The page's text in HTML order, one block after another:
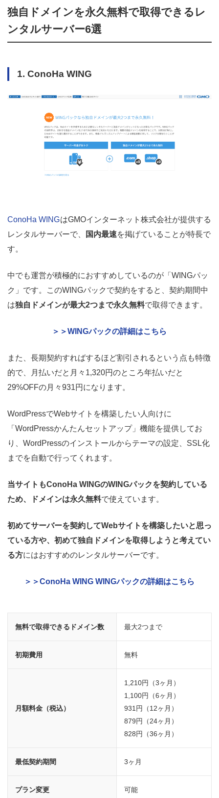
独自ドメインを永久無料で取得できるレ
ンタルサーバー6選
1. ConoHa WING
ConoHa WINGはGMOインターネット株式会社が提供する
レンタルサーバーで、
国内最速を掲げていることが特長で
す。
中でも運営が積極的におすすめしているのが「WINGパッ
ク」です。このWINGパックで契約をすると、契約期間中
は独自ドメインが最大2つまで永久無料で取得できます。
＞＞WINGパックの詳細はこちら
また、長期契約すればするほど割引されるという点も特徴
的で、月払いだと月々1,320円のところ年払いだと
29%OFFの月々931円になります。
WordPressでWebサイトを構築したい人向けに
「WordPressかんたんセットアップ」機能を提供してお
り、WordPressのインストールからテーマの設定、SSL化
までを自動で行ってくれます。
当サイトもConoHa WINGのWINGパックを契約している
ため、ドメインは永久無料で使えています。
初めてサーバーを契約してWebサイトを構築したいと思っ
ている方や、初めて独自ドメインを取得しようと考えてい
る方にはおすすめのレンタルサーバーです。
＞＞ConoHa WING WINGパックの詳細はこちら
無料で取得できるドメイン数 最大2つまで
初期費用 無料
月額料金（税込）
1,210円（3ヶ月）
1,100円（6ヶ月）
931円（12ヶ月）
879円（24ヶ月）
828円（36ヶ月）
最低契約期間 3ヶ月
プラン変更 可能